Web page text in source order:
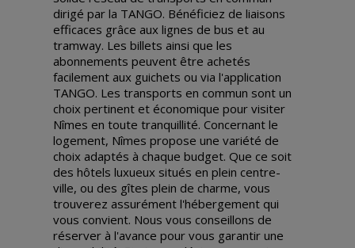
dirigé par la TANGO. Bénéficiez de liaisons
efficaces grâce aux lignes de bus et au
tramway. Les billets ainsi que les
abonnements peuvent être achetés
facilement aux guichets ou via l'application
TANGO. Les transports en commun sont un
choix pertinent et économique pour visiter
Nîmes en toute tranquillité. Concernant le
logement, Nîmes propose une variété de
choix adaptés à chaque budget. Que ce soit
des hôtels luxueux situés en plein centre-
ville, ou des gîtes plein de charme, vous
trouverez assurément l'hébergement qui
vous convient. Nous vous conseillons de
réserver à l'avance pour vous garantir une